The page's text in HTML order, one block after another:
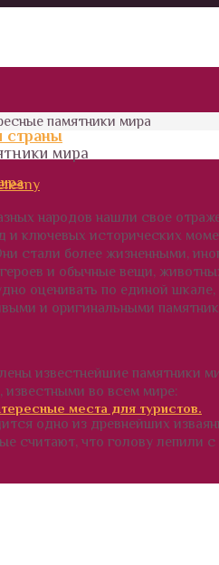
страны
места для туристов.
памятники мира
мира
народов нашли свое
и ключевых исторических
стали более жизненными,
героев и обычные вещи,
оценивать по единой
и оригинальными
известнейшие памятники
известными во всем мире:
одно из древнейших
считают, что голову